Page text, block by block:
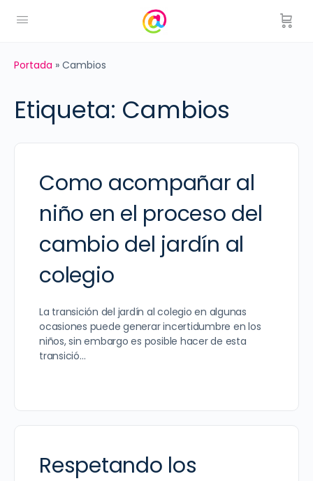
Portada » Cambios
Etiqueta: Cambios
Como acompañar al
niño en el proceso del
cambio del jardín al
colegio
La transición del jardín al colegio en algunas
ocasiones puede generar incertidumbre en los
niños, sin embargo es posible hacer de esta
transició…
Respetando los